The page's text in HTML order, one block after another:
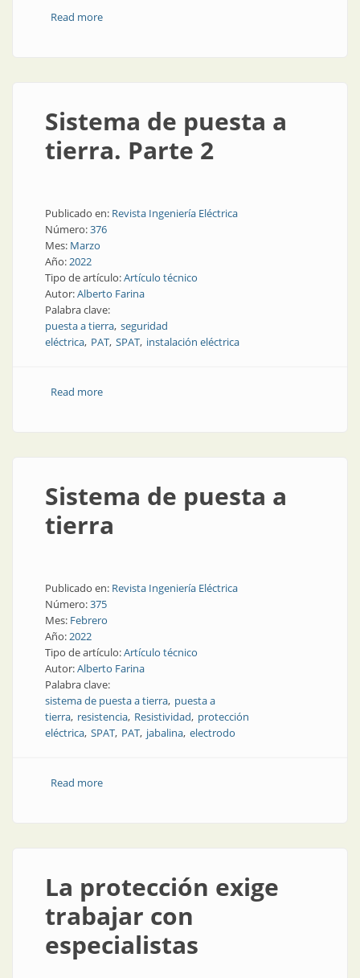
Read moreabout Sistema de puesta a tierra. Parte 3
Sistema de puesta a
tierra. Parte 2
Publicado en: Revista Ingeniería Eléctrica
Número:376
Mes: Marzo
Año:2022
Tipo de artículo:Artículo técnico
Autor:Alberto Farina
Palabra clave:
puesta a tierra seguridad
eléctrica PAT SPAT instalación eléctrica
Read moreabout Sistema de puesta a tierra. Parte 2
Sistema de puesta a
tierra
Publicado en: Revista Ingeniería Eléctrica
Número:375
Mes: Febrero
Año:2022
Tipo de artículo:Artículo técnico
Autor:Alberto Farina
Palabra clave:
sistema de puesta a tierra puesta a
tierra resistencia Resistividad protección
eléctrica SPAT PAT jabalina electrodo
Read moreabout Sistema de puesta a tierra
La protección exige
trabajar con
especialistas